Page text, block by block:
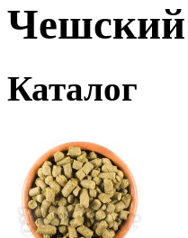
Чешский
Каталог